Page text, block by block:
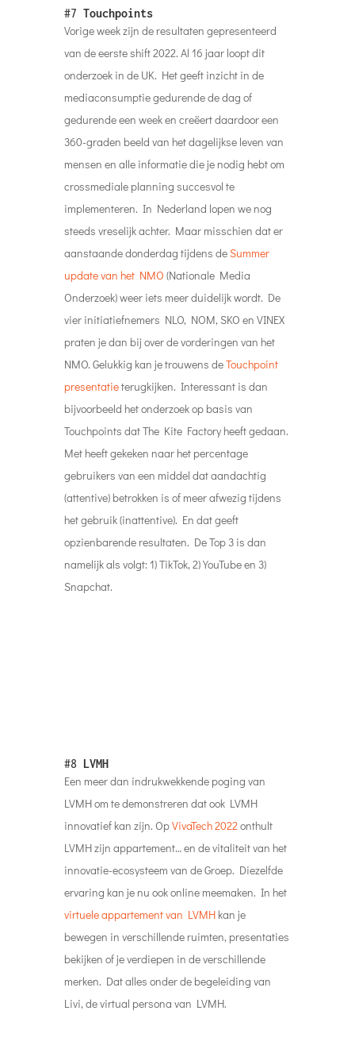
#7 Touchpoints
Vorige week zijn de resultaten gepresenteerd
van de eerste shift 2022. Al 16 jaar loopt dit
onderzoek in de UK. Het geeft inzicht in de
mediaconsumptie gedurende de dag of
gedurende een week en creëert daardoor een
360-graden beeld van het dagelijkse leven van
mensen en alle informatie die je nodig hebt om
crossmediale planning succesvol te
implementeren. In Nederland lopen we nog
steeds vreselijk achter. Maar misschien dat er
aanstaande donderdag tijdens deSummer
update van het NMO (Nationale Media
Onderzoek) weer iets meer duidelijk wordt. De
vier initiatiefnemers NLO, NOM, SKO en VINEX
praten je dan bij over de vorderingen van het
NMO. Gelukkig kan je trouwens deTouchpoint
presentatieterugkijken. Interessant is dan
bijvoorbeeld het onderzoek op basis van
Touchpoints dat The Kite Factory heeft gedaan.
Met heeft gekeken naar het percentage
gebruikers van een middel dat aandachtig
(attentive) betrokken is of meer afwezig tijdens
het gebruik (inattentive). En dat geeft
opzienbarende resultaten. De Top 3 is dan
namelijk als volgt: 1) TikTok, 2) YouTube en 3)
Snapchat.
#8 LVMH
Een meer dan indrukwekkende poging van
LVMH om te demonstreren dat ook LVMH
innovatief kan zijn. OpVivaTech 2022onthult
LVMH zijn appartement… en de vitaliteit van het
innovatie-ecosysteem van de Groep. Diezelfde
ervaring kan je nu ook online meemaken. In het
virtuele appartement van LVMHkan je
bewegen in verschillende ruimten, presentaties
bekijken of je verdiepen in de verschillende
merken. Dat alles onder de begeleiding van
Livi, de virtual persona van LVMH.